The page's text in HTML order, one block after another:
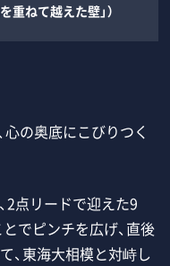
重ねて越えた壁」）
の奥底にこびりつく
2点リードで迎えた9
でピンチを広げ、直後
、東海大相模と対峙し